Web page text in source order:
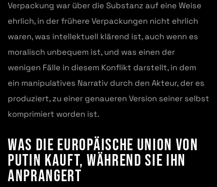
Verpackung war über die Substanz auf eine Weise
ehrlich, in der frühere Verpackungen nicht ehrlich
waren, was intellektuell klärend ist, auch wenn es
moralisch unbequem ist, und was einen der
wenigen Fälle in diesem Konflikt darstellt, in dem
ein manipulatives Narrativ durch den Akteur, der es
produziert, zu einer genaueren Version seiner selbst
komprimiert worden ist.
Was die Europäische Union von
Putin kauft, während sie ihn
anprangert